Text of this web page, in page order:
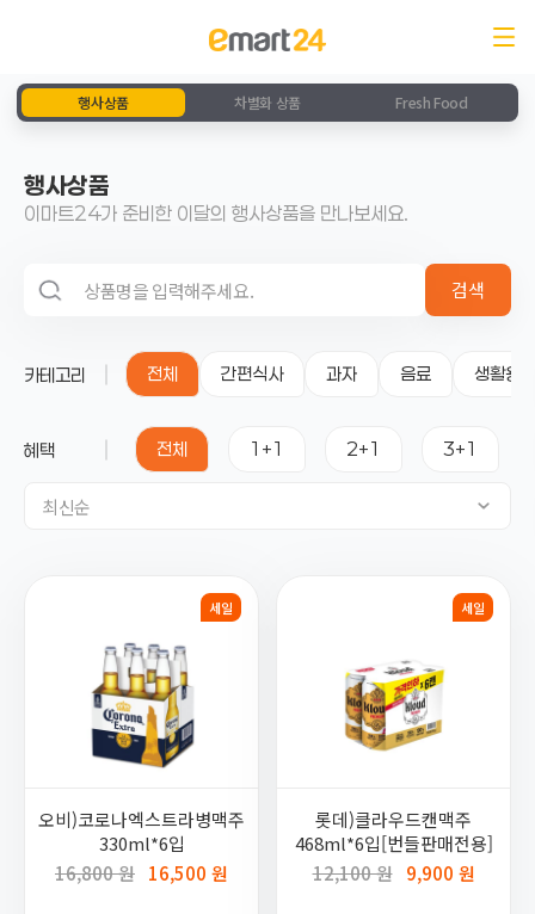
행사상품 차별화 상품 Fresh Food
행사상품
이마트24가 준비한 이달의 행사상품을 만나보세요.
검색 영역
검색
카테고리 전체 간편식사 과자 음료 생활용품
혜택 전체 1+1 2+1 3+1
최신순
세일
오비)코로나엑스트라병맥주
330ml*6입
16,800 원 16,500 원
세일
롯데)클라우드캔맥주
468ml*6입[번들판매전용]
12,100 원 9,900 원